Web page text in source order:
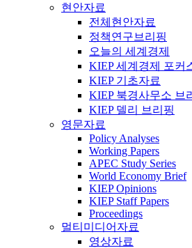
현안자료
전체현안자료
정책연구브리핑
오늘의 세계경제
KIEP 세계경제 포커
KIEP 기초자료
KIEP 북경사무소 브
KIEP 델리 브리핑
영문자료
Policy Analyses
Working Papers
APEC Study Series
World Economy Brief
KIEP Opinions
KIEP Staff Papers
Proceedings
멀티미디어자료
영상자료